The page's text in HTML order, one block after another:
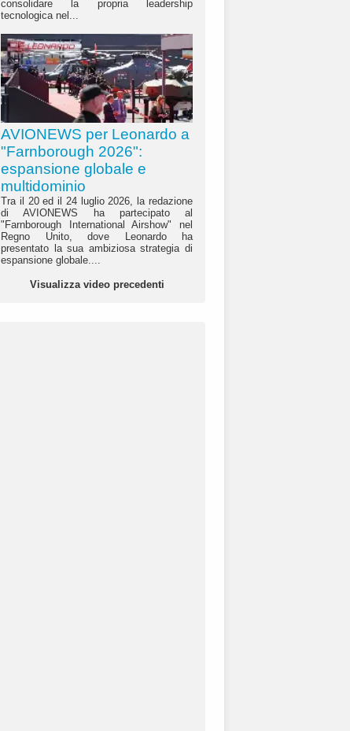
consolidare la propria leadership
tecnologica nel...
AVIONEWS per Leonardo a
"Farnborough 2026":
espansione globale e
multidominio
Tra il 20 ed il 24 luglio 2026, la redazione
di AVIONEWS ha partecipato al
"Farnborough International Airshow" nel
Regno Unito, dove Leonardo ha
presentato la sua ambiziosa strategia di
espansione globale....
Visualizza video precedenti